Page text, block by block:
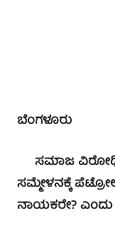
ಬೆಂಗಳೂರು
ಸಮಾಜ ವಿರೋಧಿ
ಸಮ್ಮೇಳನಕ್ಕೆ
ನಾಯಕರೇ? ಎಂದು